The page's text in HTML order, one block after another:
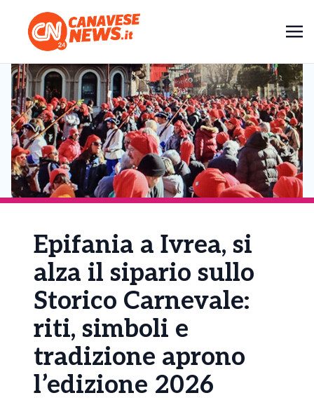
Epifania a Ivrea, si
alza il sipario sullo
Storico Carnevale:
riti, simboli e
tradizione aprono
l’edizione 2026